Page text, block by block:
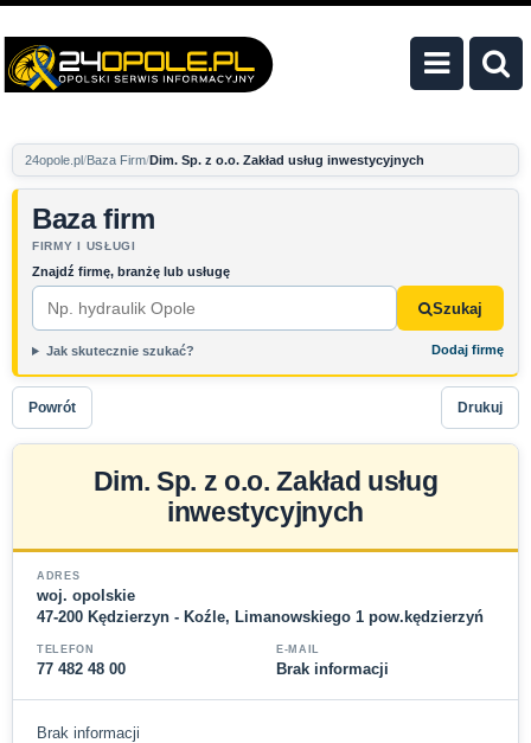
24opole.pl Baza Firm Dim. Sp. z o.o. Zakład usług inwestycyjnych
Baza firm
FIRMY I USŁUGI
Znajdź firmę, branżę lub usługę
Szukaj
Jak skutecznie szukać? Dodaj firmę
Powrót Drukuj
Dim. Sp. z o.o. Zakład usług
inwestycyjnych
ADRES
woj. opolskie
47-200 Kędzierzyn - Koźle, Limanowskiego 1 pow.kędzierzyń
TELEFON
77 482 48 00
E-MAIL
Brak informacji
Brak informacji